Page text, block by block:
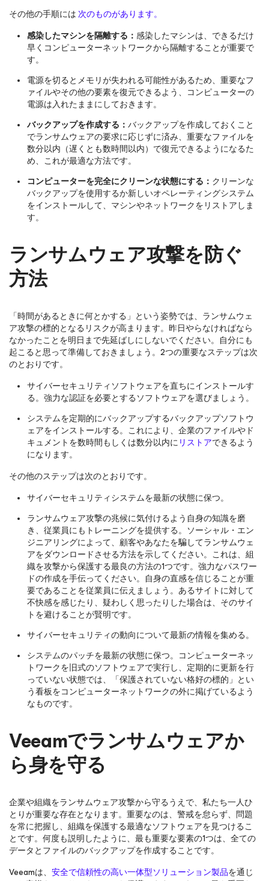
その他の手順には次のものがあります。
感染したマシンを隔離する： 感染したマシンは、できるだけ
早くコンピューターネットワークから隔離することが重要で
す。
電源を切るとメモリが失われる可能性があるため、重要なフ
ァイルやその他の要素を復元できるよう、コンピューターの
電源は入れたままにしておきます。
バックアップを作成する： バックアップを作成しておくこと
でランサムウェアの要求に応じずに済み、重要なファイルを
数分以内（遅くとも数時間以内）で復元できるようになるた
め、これが最適な方法です。
コンピューターを完全にクリーンな状態にする： クリーンな
バックアップを使用するか新しいオペレーティングシステム
をインストールして、マシンやネットワークをリストアしま
す。
ランサムウェア攻撃を防ぐ
方法
「時間があるときに何とかする」という姿勢では、ランサムウェ
ア攻撃の標的となるリスクが高まります。昨日やらなければなら
なかったことを明日まで先延ばしにしないでください。自分にも
起こると思って準備しておきましょう。2つの重要なステップは次
のとおりです。
サイバーセキュリティソフトウェアを直ちにインストールす
る。強力な認証を必要とするソフトウェアを選びましょう。
システムを定期的にバックアップするバックアップソフトウ
ェアをインストールする。これにより、企業のファイルやド
キュメントを数時間もしくは数分以内にリストアできるよう
になります。
その他のステップは次のとおりです。
サイバーセキュリティシステムを最新の状態に保つ。
ランサムウェア攻撃の兆候に気付けるよう自身の知識を磨
き、従業員にもトレーニングを提供する。ソーシャル・エン
ジニアリングによって、顧客やあなたを騙してランサムウェ
アをダウンロードさせる方法を示してください。これは、組
織を攻撃から保護する最良の方法の1つです。強力なパスワー
ドの作成を手伝ってください。自身の直感を信じることが重
要であることを従業員に伝えましょう。あるサイトに対して
不快感を感じたり、疑わしく思ったりした場合は、そのサイ
トを避けることが賢明です。
サイバーセキュリティの動向について最新の情報を集める。
システムのパッチを最新の状態に保つ。コンピューターネッ
トワークを旧式のソフトウェアで実行し、定期的に更新を行
っていない状態では、「保護されていない格好の標的」とい
う看板をコンピューターネットワークの外に掲げているよう
なものです。
Veeamでランサムウェアか
ら身を守る
企業や組織をランサムウェア攻撃から守るうえで、私たち一人ひ
とりが重要な存在となります。重要なのは、警戒を怠らず、問題
を常に把握し、組織を保護する最適なソフトウェアを見つけるこ
とです。何度も説明したように、最も重要な要素の1つは、全ての
データとファイルのバックアップを作成することです。
Veeamは、 安全で信頼性の高い一体型ソリューション製品を通じ